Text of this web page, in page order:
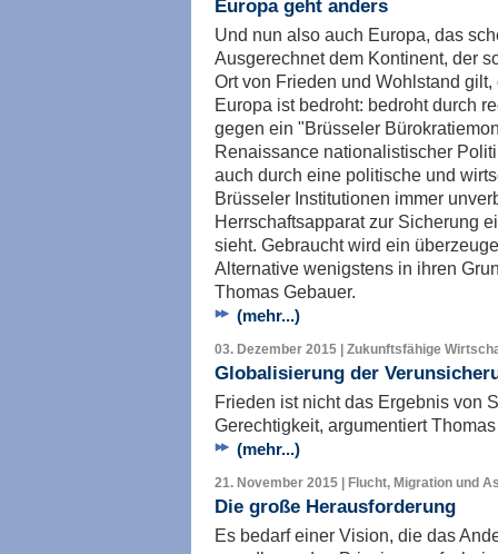
Europa geht anders
Und nun also auch Europa, das
Ausgerechnet dem Kontinent, der
Ort von Frieden und Wohlstand
Europa ist bedroht: bedroht durch
gegen ein "Brüsseler
Renaissance nationalistischer
auch durch eine politische und
Brüsseler Institutionen immer
Herrschaftsapparat zur Sicherung
sieht. Gebraucht wird ein
Alternative wenigstens in ihren
Thomas Gebauer.
(mehr...)
03. Dezember 2015 | Zukunftsfähige
Globalisierung der
Frieden ist nicht das Ergebnis von
Gerechtigkeit, argumentiert
(mehr...)
21. November 2015 | Flucht, Migration und
Die große Herausforderung
Es bedarf einer Vision, die das